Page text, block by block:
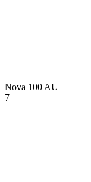
Nova 100 AU
7